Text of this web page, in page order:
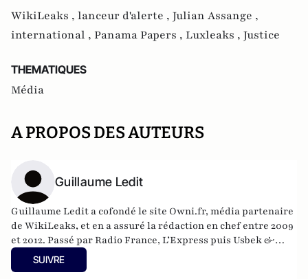
WikiLeaks , lanceur d'alerte , Julian Assange ,
international , Panama Papers , Luxleaks , Justice
THEMATIQUES
Média
A PROPOS DES AUTEURS
Guillaume Ledit
Guillaume Ledit a cofondé le site Owni.fr, média partenaire
de WikiLeaks, et en a assuré la rédaction en chef entre 2009
et 2012. Passé par Radio France, L’Express puis Usbek &
Rica, il a au cours de sa carrière journalistique développé
une connaissance profonde du Web, tant sur le fond que sur
SUIVRE